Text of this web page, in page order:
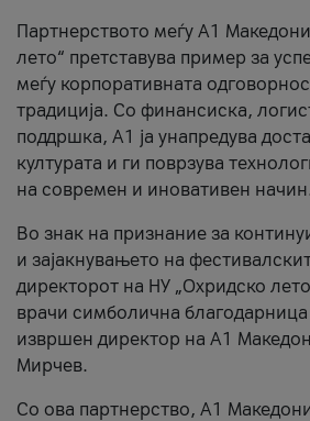
Партнерството меѓу A1
лето“ претставува пример за
меѓу корпоративната
традиција. Со финансиска,
поддршка, A1 ја унапредува
културата и ги поврзува
на современ и иновативен
Во знак на признание за
и зајакнувањето на
директорот на НУ „Охридско
врачи симболична благодарница
извршен директор на A1
Мирчев.
Со ова партнерство, A1